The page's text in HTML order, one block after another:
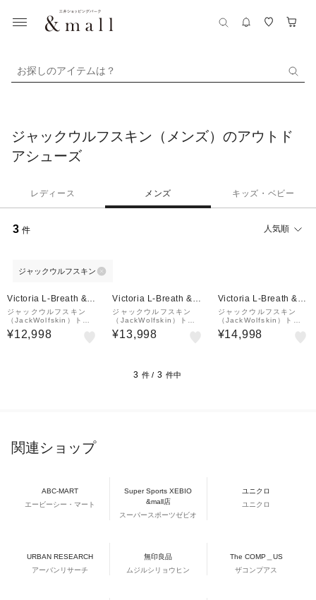
お探しのアイテムは？
ジャックウルフスキン（メンズ）のアウトド
アシューズ
レディース メンズ キッズ・ベビー
3 件 人気順
ジャックウルフスキン
Victoria L-Breath &m
all店
ジャックウルフスキン
（JackWolfskin）トレ
ッキングシューズ 登山靴
TERRAVENTURE TEX
¥12,998
Victoria L-Breath &m
all店
ジャックウルフスキン
（JackWolfskin）トレ
ッキングシューズ 登山靴
山登り テラベンチャー
¥13,998
Victoria L-Breath &m
all店
ジャックウルフスキン
（JackWolfskin）トレ
ッキングシューズ 登山靴
TERRAQUEST TEXAP
¥14,998
3 件 / 3 件中
関連ショップ
ABC-MART
エービーシー・マート
Super Sports XEBIO
&mall店
スーパースポーツゼビオ
ユニクロ
ユニクロ
URBAN RESEARCH
アーバンリサーチ
無印良品
ムジルシリョウヒン
The COMP＿US
ザコンプアス